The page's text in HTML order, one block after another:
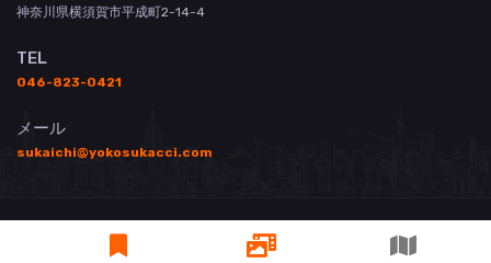
神奈川県横須賀市平成町2-14-4
TEL
046-823-0421
メール
sukaichi@yokosukacci.com
© 横須賀商工会議所 All Rights Reserved.